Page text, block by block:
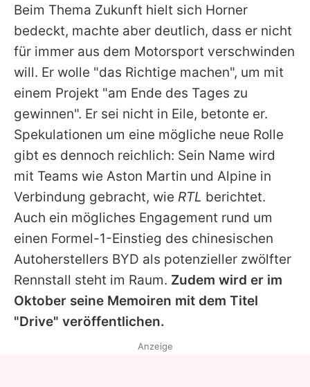
Beim Thema Zukunft hielt sich Horner
bedeckt, machte aber deutlich, dass er nicht
für immer aus dem Motorsport verschwinden
will. Er wolle "das Richtige machen", um mit
einem Projekt "am Ende des Tages zu
gewinnen". Er sei nicht in Eile, betonte er.
Spekulationen um eine mögliche neue Rolle
gibt es dennoch reichlich: Sein Name wird
mit Teams wie Aston Martin und Alpine in
Verbindung gebracht, wie RTL berichtet.
Auch ein mögliches Engagement rund um
einen Formel-1-Einstieg des chinesischen
Autoherstellers BYD als potenzieller zwölfter
Rennstall steht im Raum. Zudem wird er im
Oktober seine Memoiren mit dem Titel
"Drive" veröffentlichen.
Anzeige